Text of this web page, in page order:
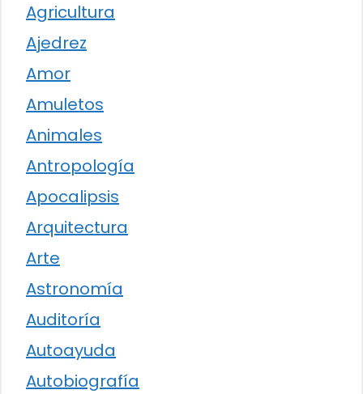
Agricultura
Ajedrez
Amor
Amuletos
Animales
Antropología
Apocalipsis
Arquitectura
Arte
Astronomía
Auditoría
Autoayuda
Autobiografía